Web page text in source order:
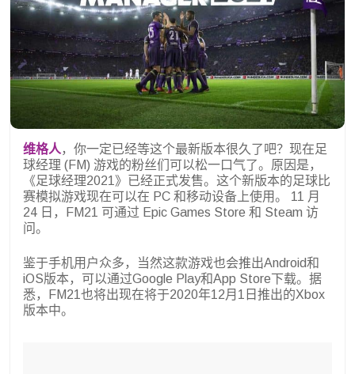
维格人 ，你一定已经等这个最新版本很久了吧？现在足
球经理 (FM) 游戏的粉丝们可以松一口气了。原因是，
《足球经理2021》已经正式发售。这个新版本的足球比
赛模拟游戏现在可以在 PC 和移动设备上使用。 11 月
24 日，FM21 可通过 Epic Games Store 和 Steam 访
问。
鉴于手机用户众多，当然这款游戏也会推出Android和
iOS版本，可以通过Google Play和App Store下载。据
悉，FM21也将出现在将于2020年12月1日推出的Xbox
版本中。